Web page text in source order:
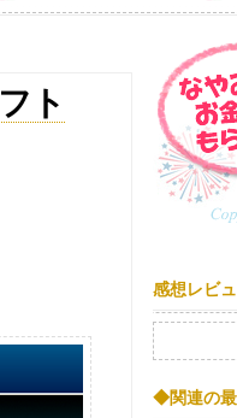
ト
感想レビ
検索:
◆関連の最